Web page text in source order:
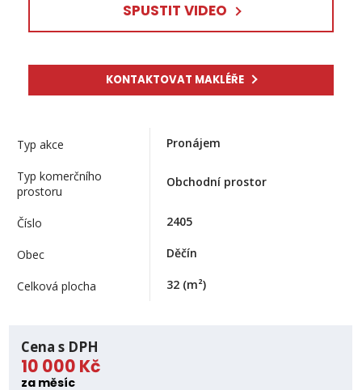
SPUSTIT VIDEO
KONTAKTOVAT MAKLÉŘE
Typ akce Pronájem
Typ komerčního
prostoru
Obchodní prostor
Číslo 2405
Obec Děčín
Celková plocha 32 (m²)
Cena s DPH
10 000 Kč
za měsíc